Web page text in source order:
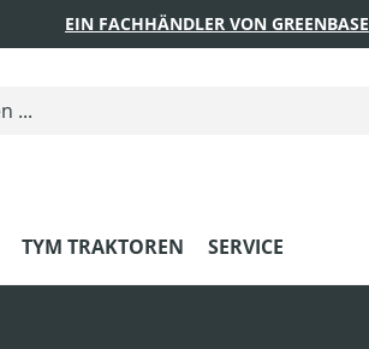
EIN FACHHÄNDLER VON GREENBASE
TYM TRAKTOREN SERVICE